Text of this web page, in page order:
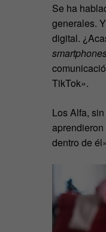
Se ha
generales.
digital.
TikTok».
Los Alfa,
dentro de